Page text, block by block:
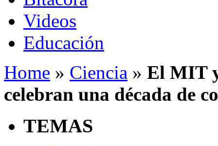
Videos
Educación
Home » Ciencia » El MIT
celebran una década de
TEMAS